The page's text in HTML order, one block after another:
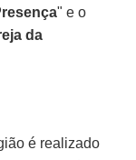
" e o
da
é realizado